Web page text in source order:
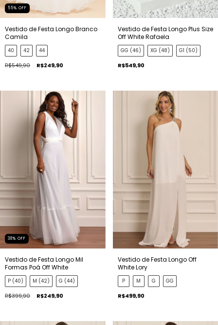
55% OFF
Vestido de Festa Longo Branco
Camila
40 42 44
R$549,90 R$249,90
Vestido de Festa Longo Plus Size
Off White Rafaela
GG (46) XG (48) G1 (50)
R$549,90
38% OFF
Vestido de Festa Longo Mil
Formas Poá Off White
P (40) M (42) G (44)
R$399,90 R$249,90
Vestido de Festa Longo Off
White Lory
P M G GG
R$499,90